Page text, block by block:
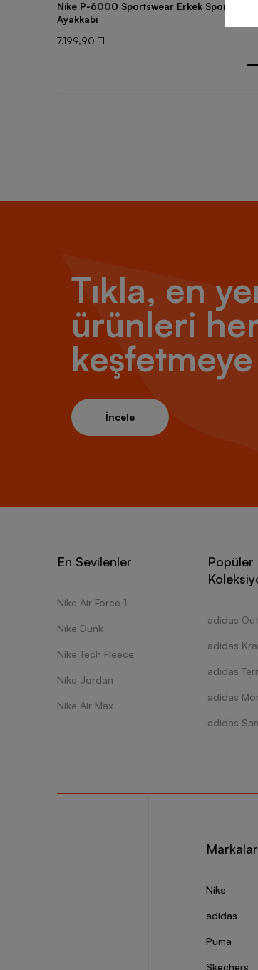
Nike P-6000 Sportswear Erkek Spor
Ayakkabı
7.199,90 TL
Tıkla, en
ürünleri
İncele
En Sevilenler
Nike Air Force 1
Nike Dunk
Nike Tech Fleece
Nike Jordan
Nike Air Max
Popüler
adidas
adidas
adidas
adidas
adidas
Markalar
Nike
adidas
Puma
Skechers